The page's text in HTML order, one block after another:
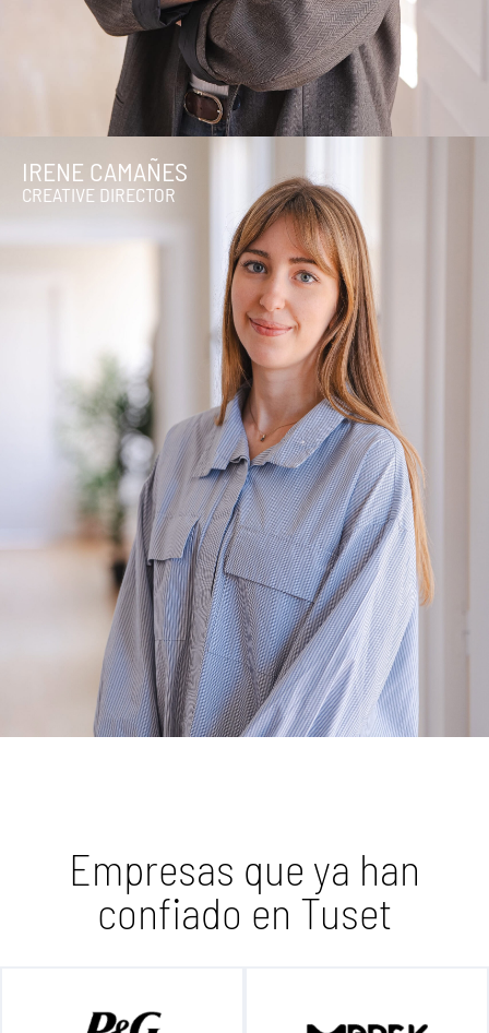
IRENE CAMAÑES
CREATIVE DIRECTOR
Empresas que ya han
confiado en Tuset